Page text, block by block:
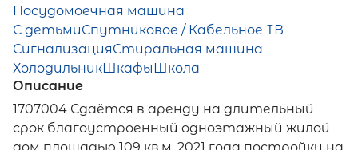
Посудомоечная машина
С детьмиСпутниковое / Кабельное ТВ
СигнализацияСтиральная машина
ХолодильникШкафыШкола
Описание
1707004 Сдаётся в аренду на длительный
срок благоустроенный одноэтажный жилой